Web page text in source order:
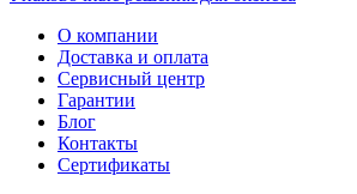
О компании
Доставка и оплата
Сервисный центр
Гарантии
Блог
Контакты
Сертификаты